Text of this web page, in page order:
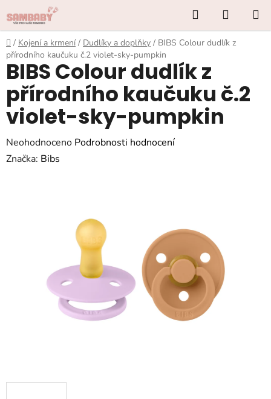
na
obsah
Hledat
KOŠÍK
Domů
/ Kojení a krmení / Dudlíky a doplňky / BIBS Colour dudlík z
přírodního kaučuku č.2 violet-sky-pumpkin
BIBS Colour dudlík z
přírodního kaučuku č.2
violet-sky-pumpkin
Průměrné
hodnocení
Neohodnoceno Podrobnosti hodnocení
Značka: Bibs